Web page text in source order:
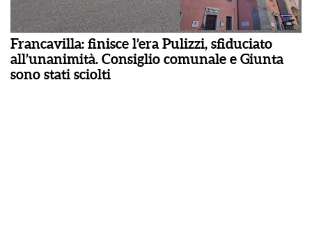
Francavilla: finisce l’era Pulizzi, sfiduciato
all’unanimità. Consiglio comunale e Giunta
sono stati sciolti